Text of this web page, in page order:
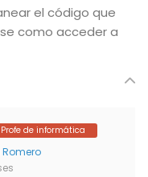
el código que
como acceder a
Profe de informática